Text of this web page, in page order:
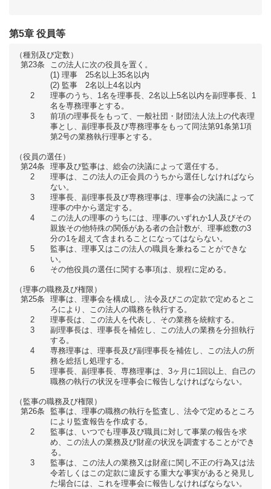
第5章 役員等
（種別及び定数）
第23条
この法人に次の役員を置く。
理事 25名以上35名以内
監事 2名以上4名以内
2
理事のうち、1名を理事長、2名以上5名以内を副理事長、1
名を専務理事とする。
3
前項の理事長をもって、一般社団・財団法人法上の代表理
事とし、副理事長及び専務理事をもって同法第91条第1項
第2号の業務執行理事とする。
（役員の選任）
第24条
理事及び監事は、総会の決議によって選任する。
2
理事は、この法人の正会員のうちから選任しなければなら
ない。
3
理事長、副理事長及び専務理事は、理事会の決議によって
理事の中から選定する。
4
この法人の理事のうちには、理事のいずれか1人及びその
親族その他特殊の関係がある者の合計数が、理事総数の3
分の1を超えて含まれることになってはならない。
5
監事は、理事又はこの法人の職員を兼ねることができな
い。
6
その他役員の選任に関する事項は、規程に定める。
（理事の職務及び権限）
第25条
理事は、理事会を構成し、法令及びこの定款で定めるとこ
ろにより、この法人の職務を執行する。
2
理事長は、この法人を代表し、その業務を統轄する。
3
副理事長は、理事長を補佐し、この法人の業務を分担執行
する。
4
専務理事は、理事長及び副理事長を補佐し、この法人の所
務を総括し処理する。
5
理事長、副理事長、専務理事は、3ヶ月に1回以上、自己の
職務の執行の状況を理事会に報告しなければならない。
（監事の職務及び権限）
第26条
監事は、理事の職務の執行を監査し、法令で定めるところ
により監査報告を作成する。
2
監事は、いつでも理事及び職員に対して事業の報告を求
め、この法人の業務及び財産の状況を調査することができ
る。
3
監事は、この法人の業務又は財産に関し不正の行為又は法
令若しくはこの定款に違反する重大な事実があると発見し
た場合には、これを理事会に報告しなければならない。